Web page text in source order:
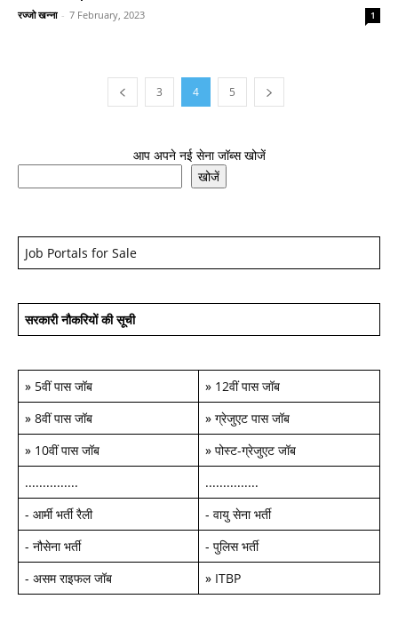
रज्जो खन्ना - 7 February, 2023 1
3 4 5
आप अपने नई सेना जॉब्स खोजें
खोजें
Job Portals for Sale
सरकारी नौकरियों की सूची
» 5वीं पास जॉब » 12वीं पास जॉब
» 8वीं पास जॉब » ग्रेजुएट पास जॉब
» 10वीं पास जॉब » पोस्ट-ग्रेजुएट जॉब
...............
...............
- आर्मी भर्ती रैली - वायु सेना भर्ती
- नौसेना भर्ती - पुलिस भर्ती
- असम राइफल जॉब » ITBP